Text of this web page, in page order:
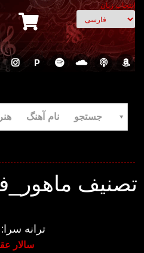
انتخاب زبان
P
جستجو نام آهنگ
تصنیف
ترانه
سالار